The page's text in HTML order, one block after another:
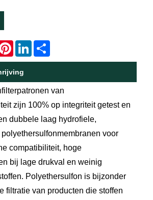
PinterestLinkedIn
van
zijn 100% op integriteit getest en
dubbele laag hydrofiele,
voor
compatibiliteit, hoge
bij lage drukval en weinig
Polyethersulfon is bijzonder
filtratie van producten die stoffen